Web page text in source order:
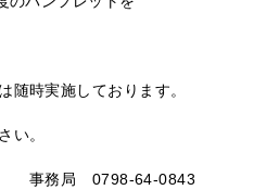
随時実施しております。
い。
64-0843